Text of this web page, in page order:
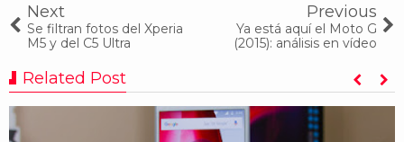
Next
Se filtran fotos del Xperia
M5 y del C5 Ultra
Previous
Ya está aquí el Moto G
(2015): análisis en vídeo
Related Post